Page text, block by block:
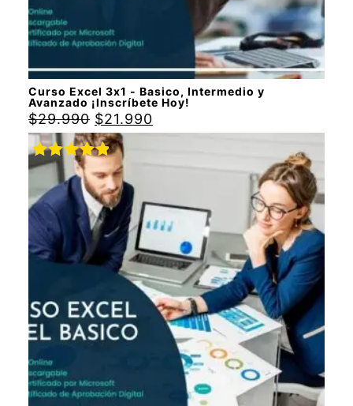
Curso Excel 3x1 - Basico, Intermedio y
Avanzado ¡Inscríbete Hoy!
$29.990 $21.990
Valorado
con5.00de
5